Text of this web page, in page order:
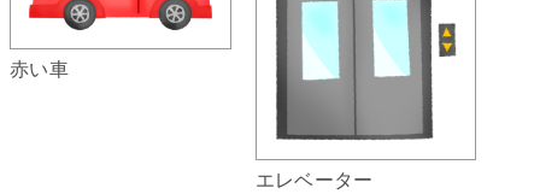
赤い車
エレベーター